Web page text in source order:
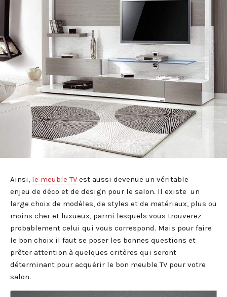
Ainsi, le meuble TV est aussi devenue un véritable
enjeu de déco et de design pour le salon. Il existe un
large choix de modèles, de styles et de matériaux, plus ou
moins cher et luxueux, parmi lesquels vous trouverez
probablement celui qui vous correspond. Mais pour faire
le bon choix il faut se poser les bonnes questions et
prêter attention à quelques critères qui seront
déterminant pour acquérir le bon meuble TV pour votre
salon.